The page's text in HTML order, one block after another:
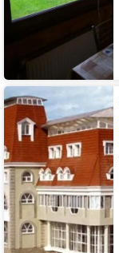
Отель
Ильинка-
спорт